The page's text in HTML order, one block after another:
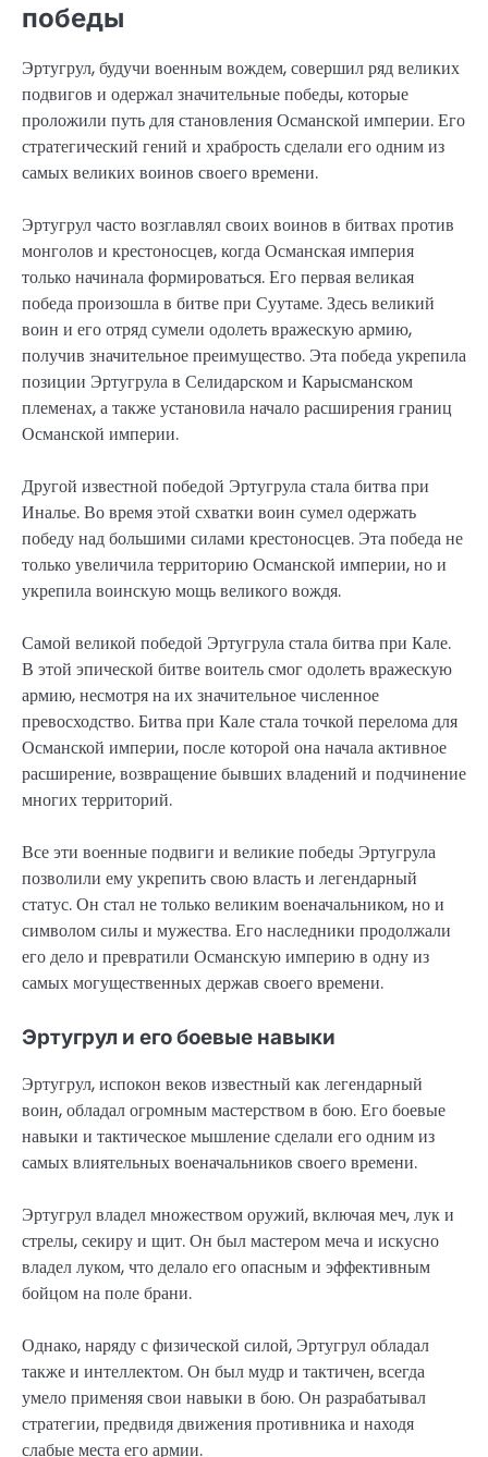
победы
Эртугрул, будучи военным вождем, совершил ряд великих
подвигов и одержал значительные победы, которые
проложили путь для становления Османской империи. Его
стратегический гений и храбрость сделали его одним из
самых великих воинов своего времени.
Эртугрул часто возглавлял своих воинов в битвах против
монголов и крестоносцев, когда Османская империя
только начинала формироваться. Его первая великая
победа произошла в битве при Суутаме. Здесь великий
воин и его отряд сумели одолеть вражескую армию,
получив значительное преимущество. Эта победа укрепила
позиции Эртугрула в Селидарском и Карысманском
племенах, а также установила начало расширения границ
Османской империи.
Другой известной победой Эртугрула стала битва при
Иналье. Во время этой схватки воин сумел одержать
победу над большими силами крестоносцев. Эта победа не
только увеличила территорию Османской империи, но и
укрепила воинскую мощь великого вождя.
Самой великой победой Эртугрула стала битва при Кале.
В этой эпической битве воитель смог одолеть вражескую
армию, несмотря на их значительное численное
превосходство. Битва при Кале стала точкой перелома для
Османской империи, после которой она начала активное
расширение, возвращение бывших владений и подчинение
многих территорий.
Все эти военные подвиги и великие победы Эртугрула
позволили ему укрепить свою власть и легендарный
статус. Он стал не только великим военачальником, но и
символом силы и мужества. Его наследники продолжали
его дело и превратили Османскую империю в одну из
самых могущественных держав своего времени.
Эртугрул и его боевые навыки
Эртугрул, испокон веков известный как легендарный
воин, обладал огромным мастерством в бою. Его боевые
навыки и тактическое мышление сделали его одним из
самых влиятельных военачальников своего времени.
Эртугрул владел множеством оружий, включая меч, лук и
стрелы, секиру и щит. Он был мастером меча и искусно
владел луком, что делало его опасным и эффективным
бойцом на поле брани.
Однако, наряду с физической силой, Эртугрул обладал
также и интеллектом. Он был мудр и тактичен, всегда
умело применяя свои навыки в бою. Он разрабатывал
стратегии, предвидя движения противника и находя
слабые места его армии.